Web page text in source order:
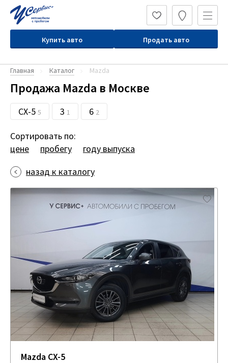
Купить авто Продать авто
Главная Каталог Mazda
Продажа Mazda в Москве
CX-5 5 3 1 6 2
Сортировать по:
цене
пробегу
году выпуска
назад к каталогу
Mazda CX-5